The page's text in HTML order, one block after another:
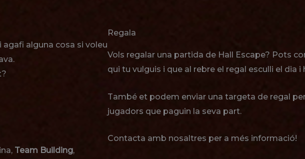
agafi alguna cosa si voleu
Team Building,
Regala
Vols regalar una partida de Hall Escape? Pots
qui tu vulguis i que al rebre el regal esculli el dia i
També et podem enviar una targeta de regal
jugadors que paguin la seva part.
Contacta amb nosaltres per a més informació!